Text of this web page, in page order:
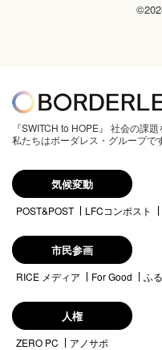
『SWITCH to HOPE』 社会の課
私たちはボーダレス・グループです
気候変動
POST&POST LFCコンポスト
市民参画
RICE メディア For Good ふ
人権
ZERO PC アノサポ